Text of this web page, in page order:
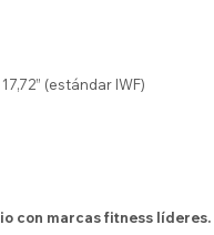
(estándar IWF)
con marcas fitness